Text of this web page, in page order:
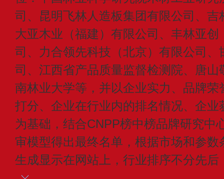
司、昆明飞林人造板集团有限公司、
大亚木业（福建）有限公司、丰林亚
司、力合领先科技（北京）有限公司
司、江西省产品质量监督检测院、唐
南林业大学等，并以企业实力、品牌
打分、企业在行业内的排名情况、企
为基础，结合CNPP榜中榜品牌研究中
审模型得出最终名单，根据市场和参
生成显示在网站上，行业排序不分先后